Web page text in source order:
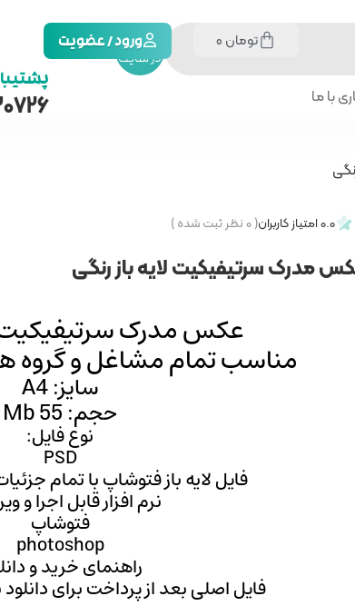
جستجو
در سایت
تومان ورود / عضویت
با ما
0.0امتیاز کاربران(۰نظر ثبت شده )
مدرک سرتیفیکیت لایه باز رنگی
عکس مدرک سرتیفیکیت
مناسب تمام مشاغل و گروه‌‌
سایز: A4
حجم: 55 Mb
نوع فایل:
PSD
فایل لایه باز فتوشاپ با تمام
نرم افزار قابل اجرا و
فتوشاپ
photoshop
راهنمای خرید و
فایل اصلی بعد از پرداخت برای